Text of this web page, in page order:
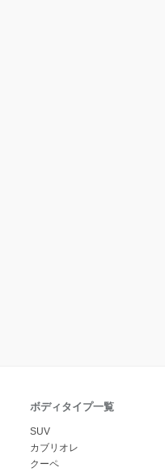
ボディタイプ一覧
SUV
カブリオレ
クーペ